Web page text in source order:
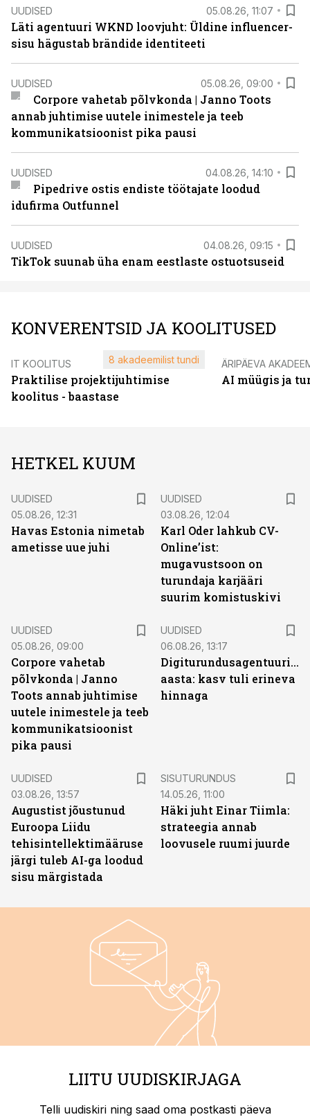
UUDISED 05.08.26, 11:07
Läti agentuuri WKND loovjuht: Üldine influencer-
sisu hägustab brändide identiteeti
UUDISED 05.08.26, 09:00
Corpore vahetab põlvkonda | Janno Toots
annab juhtimise uutele inimestele ja teeb
kommunikatsioonist pika pausi
UUDISED 04.08.26, 14:10
Pipedrive ostis endiste töötajate loodud
idufirma Outfunnel
UUDISED 04.08.26, 09:15
TikTok suunab üha enam eestlaste ostuotsuseid
KONVERENTSID JA KOOLITUSED
IT KOOLITUS
Praktilise projektijuhtimise
koolitus - baastase
8 akadeemilist tundi ÄRIPÄEVA
AI müügis ja
HETKEL KUUM
UUDISED
05.08.26, 12:31
Havas Estonia nimetab
ametisse uue juhi
UUDISED
03.08.26, 12:04
Karl Oder lahkub CV-
Online’ist:
mugavustsoon on
turundaja karjääri
suurim komistuskivi
UUDISED
05.08.26, 09:00
Corpore vahetab
põlvkonda | Janno
Toots annab juhtimise
uutele inimestele ja teeb
kommunikatsioonist
pika pausi
UUDISED
06.08.26, 13:17
Digiturundusagentuuride
aasta: kasv tuli erineva
hinnaga
UUDISED
03.08.26, 13:57
Augustist jõustunud
Euroopa Liidu
tehisintellektimääruse
järgi tuleb AI-ga loodud
sisu märgistada
SISUTURUNDUS
14.05.26, 11:00
Häki juht Einar Tiimla:
strateegia annab
loovusele ruumi juurde
LIITU UUDISKIRJAGA
Telli uudiskiri ning saad oma postkasti päeva